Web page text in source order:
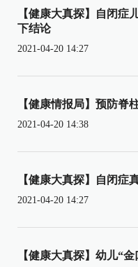
【健康大真探】自闭症
下结论
2021-04-20 14:27
【健康情报局】预防脊
2021-04-20 14:38
【健康大真探】自闭症
2021-04-20 14:27
【健康大真探】幼儿“